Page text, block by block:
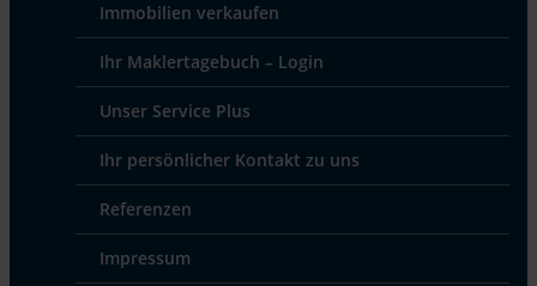
Immobilien verkaufen
Ihr Maklertagebuch – Login
Unser Service Plus
Ihr persönlicher Kontakt zu uns
Referenzen
Impressum